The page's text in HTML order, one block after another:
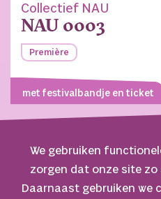
Collectief NAU
NAU 0003
Première
met festivalbandje en ticket
We gebruiken
zorgen dat onze site
Daarnaast gebruiken we